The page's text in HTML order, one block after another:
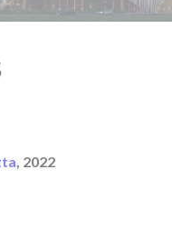
, 2022